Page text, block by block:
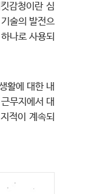
감청이란 심
술의 발전으
나로 사용되
활에 대한 내
무지에서 대
적이 계속되